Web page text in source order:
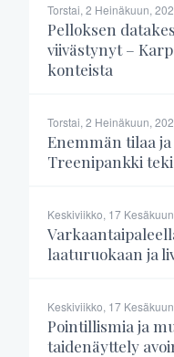
Torstai, 2 Heinäkuun,
Pelloksen
viivästynyt –
konteista
Torstai, 2 Heinäkuun,
Enemmän tilaa
Treenipankki
Keskiviikko, 17
laaturuokaan ja
Keskiviikko, 17
Pointillismia ja
taidenäyttely